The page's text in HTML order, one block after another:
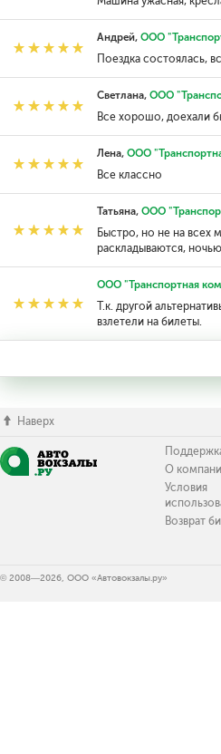
Андрей, ООО
Поездка состоялась,
Светлана, ООО
Все хорошо, доехали
Лена, ООО
Все классно
Татьяна, ООО
Быстро, но не на всех
раскладываются,
ООО "Транспортная
Т.к. другой
взлетели на билеты.
Наверх
О
Условия
Возврат
© 2008—2026, ООО «Автовокзалы.ру»